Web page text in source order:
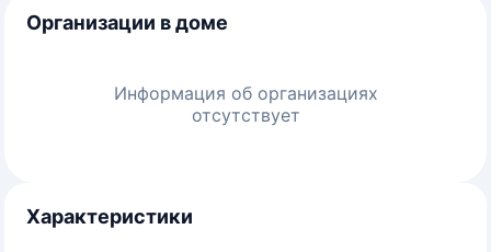
Организации в доме
Информация об организациях
отсутствует
Характеристики